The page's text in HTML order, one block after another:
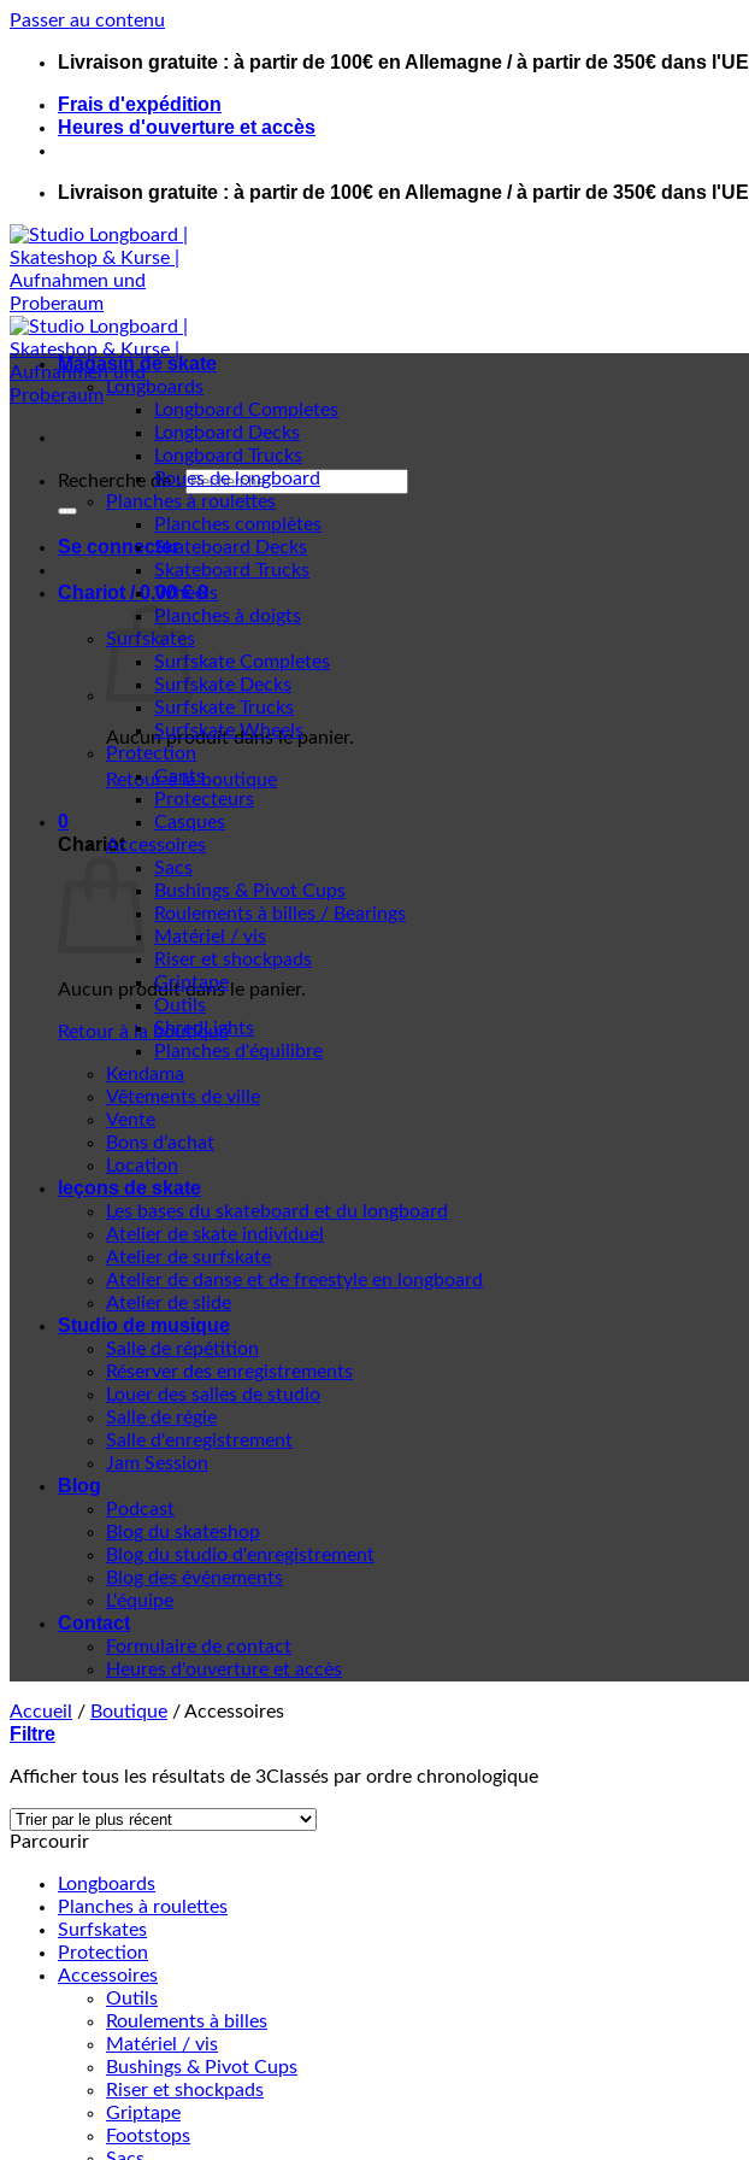
Passer au contenu
Livraison gratuite : à partir de 100€ en Allemagne / à partir de 350€ dans l'UE
Frais d'expédition
Heures d'ouverture et accès
Livraison gratuite : à partir de 100€ en Allemagne / à partir de 350€ dans l'UE
Recherche de :
Se connecter
Chariot /0,00€ 0
Aucun produit dans le panier.
Retour à la boutique
0
Chariot
Aucun produit dans le panier.
Retour à la boutique
Magasin de skate
Longboards
Longboard Completes
Longboard Decks
Longboard Trucks
Roues de longboard
Planches à roulettes
Planches complètes
Skateboard Decks
Skateboard Trucks
Wheels
Planches à doigts
Surfskates
Surfskate Completes
Surfskate Decks
Surfskate Trucks
Surfskate Wheels
Protection
Gants
Protecteurs
Casques
Accessoires
Sacs
Bushings & Pivot Cups
Roulements à billes / Bearings
Matériel / vis
Riser et shockpads
Griptape
Outils
ShredLights
Planches d'équilibre
Kendama
Vêtements de ville
Vente
Bons d'achat
Location
leçons de skate
Les bases du skateboard et du longboard
Atelier de skate individuel
Atelier de surfskate
Atelier de danse et de freestyle en longboard
Atelier de slide
Studio de musique
Salle de répétition
Réserver des enregistrements
Louer des salles de studio
Salle de régie
Salle d'enregistrement
Jam Session
Blog
Podcast
Blog du skateshop
Blog du studio d'enregistrement
Blog des événements
L'équipe
Contact
Formulaire de contact
Heures d'ouverture et accès
Accueil / Boutique /Accessoires
Filtre
Afficher tous les résultats de 3Classés par ordre chronologique
Parcourir
Longboards
Planches à roulettes
Surfskates
Protection
Accessoires
Outils
Roulements à billes
Matériel / vis
Bushings & Pivot Cups
Riser et shockpads
Griptape
Footstops